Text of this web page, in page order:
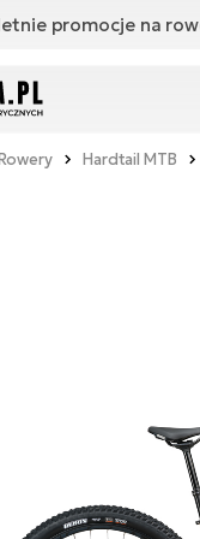
letnie promocje na
Hardtail MTB